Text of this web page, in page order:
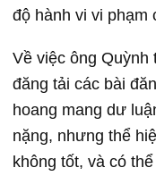
độ hành vi vi phạm
Về việc ông
đăng tải các bài
hoang mang dư
nặng, nhưng thể
không tốt, và có